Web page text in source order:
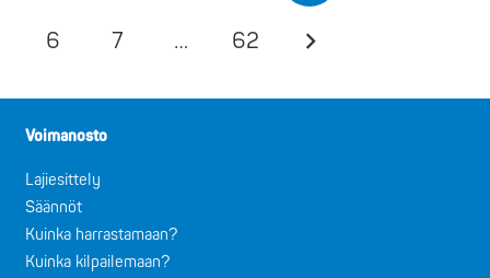
6 7 … 62
Voimanosto
Lajiesittely
Säännöt
Kuinka harrastamaan?
Kuinka kilpailemaan?